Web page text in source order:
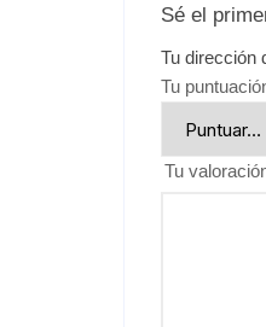
Sé el
Tu dirección
Tu
Tu